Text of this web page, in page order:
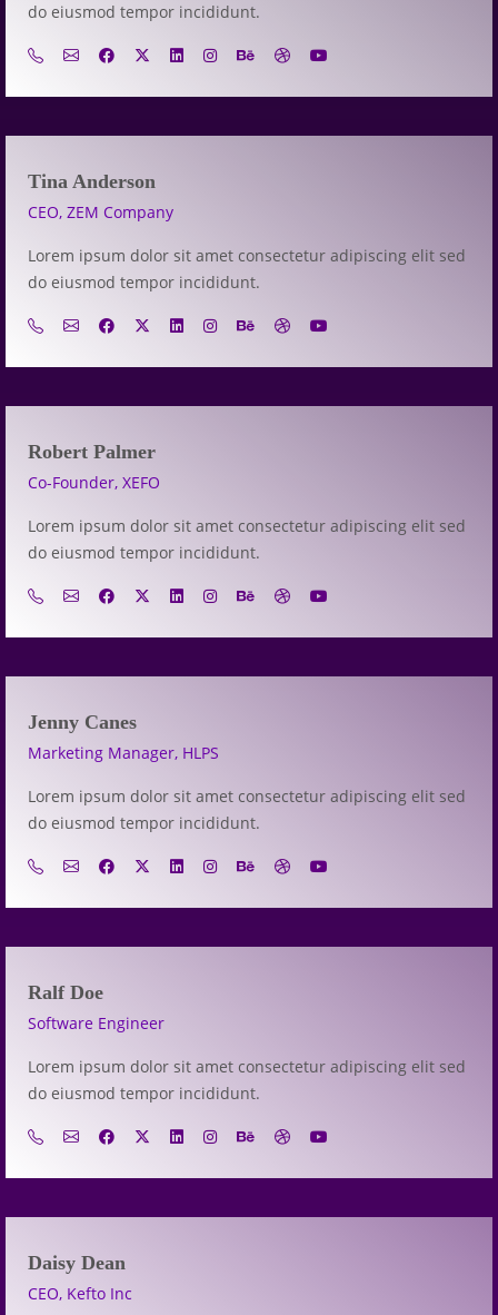
do eiusmod tempor incididunt.
Tina Anderson
CEO, ZEM Company
Lorem ipsum dolor sit amet consectetur adipiscing elit sed
do eiusmod tempor incididunt.
Robert Palmer
Co-Founder, XEFO
Lorem ipsum dolor sit amet consectetur adipiscing elit sed
do eiusmod tempor incididunt.
Jenny Canes
Marketing Manager, HLPS
Lorem ipsum dolor sit amet consectetur adipiscing elit sed
do eiusmod tempor incididunt.
Ralf Doe
Software Engineer
Lorem ipsum dolor sit amet consectetur adipiscing elit sed
do eiusmod tempor incididunt.
Daisy Dean
CEO, Kefto Inc